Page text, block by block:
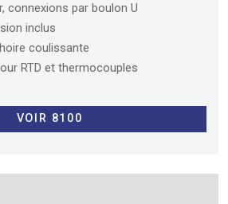
connexions par boulon U
inclus
coulissante
RTD et thermocouples
VOIR 8100